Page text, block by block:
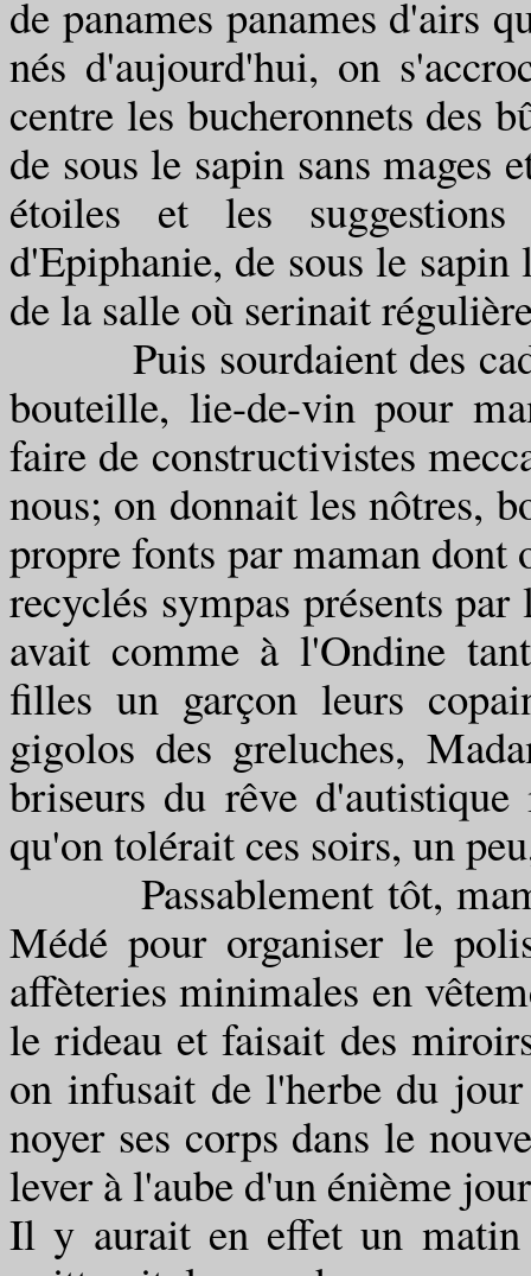
de panames panames d'airs
nés d'aujourd'hui, on
centre les bucheronnets des
de sous le sapin sans mages
étoiles et les
d'Epiphanie, de sous le
de la salle où serinait
Puis sourdaient des
bouteille, lie-de-vin pour
faire de constructivistes
nous; on donnait les nôtres,
propre fonts par maman dont
recyclés sympas présents
avait comme à l'Ondine
filles un garçon leurs
gigolos des greluches,
briseurs du rêve d'autistique
qu'on tolérait ces soirs, un
Passablement tôt,
Médé pour organiser le
affèteries minimales en
le rideau et faisait des
on infusait de l'herbe du
noyer ses corps dans le
lever à l'aube d'un énième jour
Il y aurait en effet un matin